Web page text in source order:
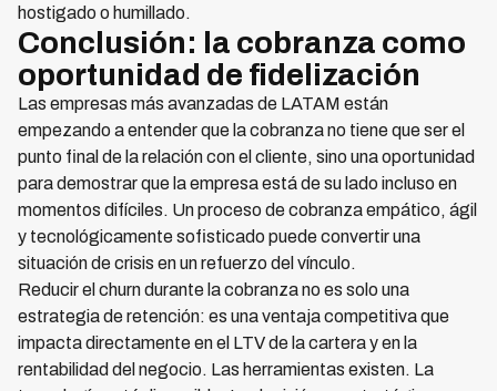
hostigado o humillado.
Conclusión: la cobranza como
oportunidad de fidelización
Las empresas más avanzadas de LATAM están
empezando a entender que la cobranza no tiene que ser el
punto final de la relación con el cliente, sino una oportunidad
para demostrar que la empresa está de su lado incluso en
momentos difíciles. Un proceso de cobranza empático, ágil
y tecnológicamente sofisticado puede convertir una
situación de crisis en un refuerzo del vínculo.
Reducir el churn durante la cobranza no es solo una
estrategia de retención: es una ventaja competitiva que
impacta directamente en el LTV de la cartera y en la
rentabilidad del negocio. Las herramientas existen. La